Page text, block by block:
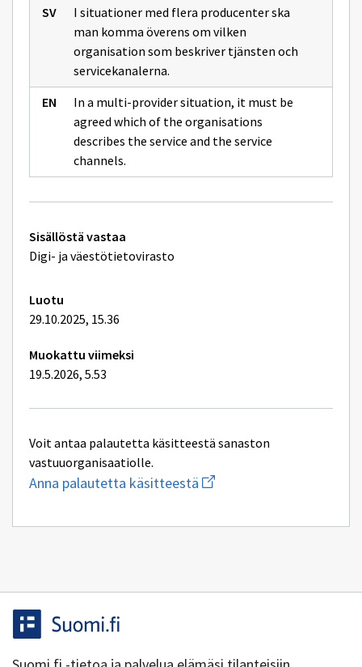
I situationer med flera producenter ska
man komma överens om vilken
organisation som beskriver tjänsten och
servicekanalerna.
In a multi-provider situation, it must be
agreed which of the organisations
describes the service and the service
channels.
Tekniset
lisätiedot
Sisällöstä vastaa
Digi- ja väestötietovirasto
Luotu
29.10.2025, 15.36
Muokattu viimeksi
19.5.2026, 5.53
Voit antaa palautetta käsitteestä sanaston
vastuuorganisaatiolle.
Anna palautetta käsitteestä Aloita
uuden
kirjoitus